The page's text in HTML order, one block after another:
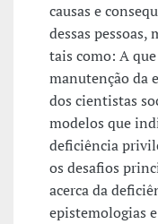
causas e
dessas
tais como: A
manutenção da
dos cientistas
modelos que
deficiência
os desafios
acerca da
epistemologias